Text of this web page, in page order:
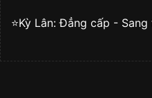
⭐️Kỳ Lân: Đẳng cấp -